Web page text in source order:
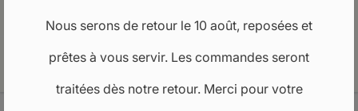
Nous serons de retour le 10 août, reposées et
prêtes à vous servir. Les commandes seront
traitées dès notre retour. Merci pour votre
FR